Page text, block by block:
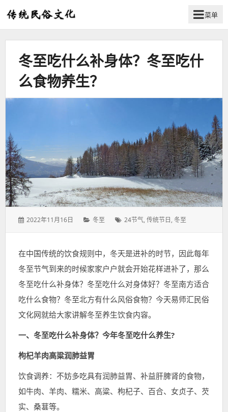
弘
扬
菜单
冬至吃什么补身体？冬至吃什
么食物养生？
发
2022年11月16日
分
冬至
标
24节气,传统节日, 冬至
在中国传统的饮食规则中，冬天是进补的时节，因此每年
冬至节气到来的时候家家户户就会开始花样进补了，那么
冬至吃什么补身体？冬至吃什么对身体好？冬至南方适合
吃什么食物？冬至北方有什么风俗食物？今天易师汇民俗
文化网就给大家讲解冬至养生饮食内容。
一、冬至吃什么补身体？今年冬至吃什么养生?
枸杞羊肉高粱润肺益胃
饮食调养：不妨多吃具有润肺益胃、补益肝脾肾的食物，
如牛肉、羊肉、糯米、高粱、枸杞子、百合、女贞子、芡
实、桑葚等。